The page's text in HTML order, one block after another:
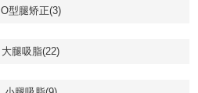
O型腿矫正(3)
大腿吸脂(22)